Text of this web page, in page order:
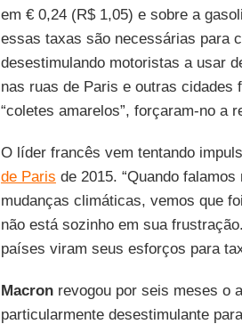
em € 0,24 (R$ 1,05) e sobre a
essas taxas são necessárias para
desestimulando motoristas a usar
nas ruas de Paris e outras cidades
“coletes amarelos”, forçaram-no a
O líder francês vem tentando
de Paris de 2015. “Quando
mudanças climáticas, vemos que
não está sozinho em sua
países viram seus esforços para
Macronrevogou por seis meses o
particularmente desestimulante